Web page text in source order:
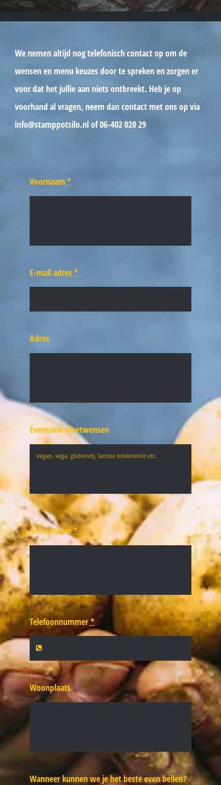
We nemen altijd nog telefonisch contact op om de
wensen en menu keuzes door te spreken en zorgen er
voor dat het jullie aan niets ontbreekt. Heb je op
voorhand al vragen, neem dan contact met ons op via
info@stamppotsilo.nl of 06-402 020 29
Voornaam *
E-mail adres*
Adres
Eventuele dieetwensen
Achternaam*
Telefoonnummer*
Woonplaats
Wanneer kunnen we je het beste even bellen?